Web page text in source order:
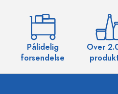
Pålidelig
forsendelse
Over